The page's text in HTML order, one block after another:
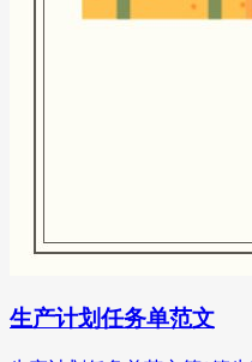
生产计划任务单范文